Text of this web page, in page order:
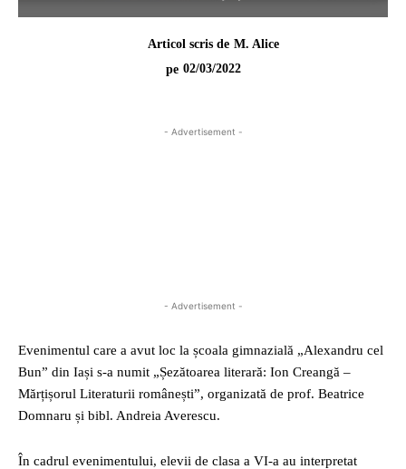
Articol scris de M. Alice
pe 02/03/2022
- Advertisement -
- Advertisement -
Evenimentul care a avut loc la școala gimnazială „Alexandru cel
Bun” din Iași s-a numit „Șezătoarea literară: Ion Creangă –
Mărțișorul Literaturii românești”, organizată de prof. Beatrice
Domnaru și bibl. Andreia Averescu.
În cadrul evenimentului, elevii de clasa a VI-a au interpretat